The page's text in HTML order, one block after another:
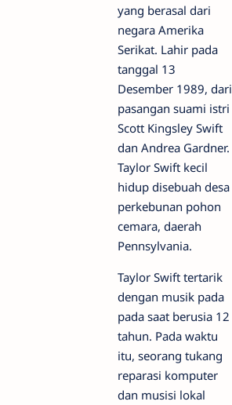
yang berasal dari
negara Amerika
Serikat. Lahir pada
tanggal 13
Desember 1989, dari
pasangan suami istri
Scott Kingsley Swift
dan Andrea Gardner.
Taylor Swift kecil
hidup disebuah desa
perkebunan pohon
cemara, daerah
Pennsylvania.
Taylor Swift tertarik
dengan musik pada
pada saat berusia 12
tahun. Pada waktu
itu, seorang tukang
reparasi komputer
dan musisi lokal